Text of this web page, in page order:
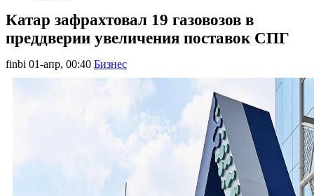
Катар зафрахтовал 19 газовозов в
преддверии увеличения поставок СПГ
finbi 01-апр, 00:40 Бизнес